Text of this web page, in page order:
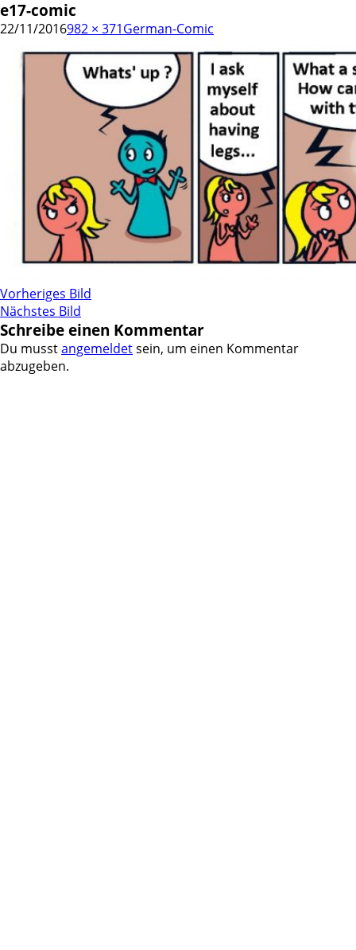
e17-comic
22/11/2016982 × 371German-Comic
Vorheriges Bild
Nächstes Bild
Schreibe einen Kommentar
Du musstangemeldetsein, um einen Kommentar
abzugeben.